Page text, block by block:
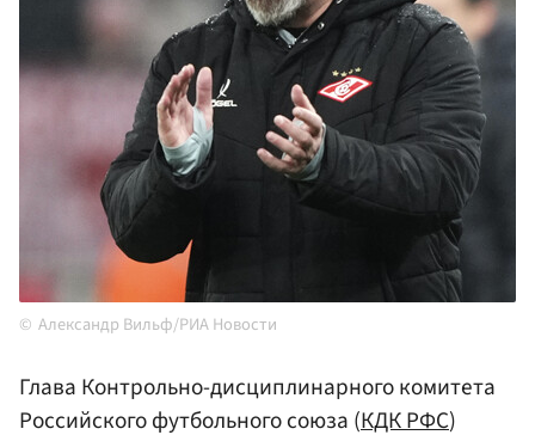
Александр Вильф/РИА Новости
Глава Контрольно-дисциплинарного комитета
Российского футбольного союза (КДК РФС)